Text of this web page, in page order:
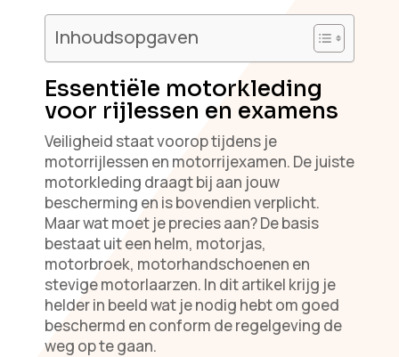
Inhoudsopgaven
Essentiële motorkleding
voor rijlessen en examens
Veiligheid staat voorop tijdens je
motorrijlessen en motorrijexamen. De juiste
motorkleding draagt bij aan jouw
bescherming en is bovendien verplicht.
Maar wat moet je precies aan? De basis
bestaat uit een helm, motorjas,
motorbroek, motorhandschoenen en
stevige motorlaarzen. In dit artikel krijg je
helder in beeld wat je nodig hebt om goed
beschermd en conform de regelgeving de
weg op te gaan.